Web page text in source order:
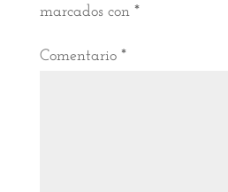
marcados con *
Comentario *